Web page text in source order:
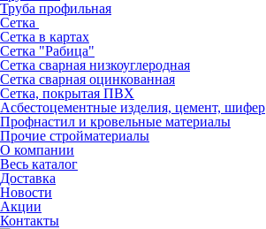
Труба профильная
Сетка
Сетка в картах
Сетка "Рабица"
Сетка сварная низкоуглеродная
Сетка сварная оцинкованная
Сетка, покрытая ПВХ
Асбестоцементные изделия, цемент, шифер
Профнастил и кровельные материалы
Прочие стройматериалы
О компании
Весь каталог
Доставка
Новости
Акции
Контакты